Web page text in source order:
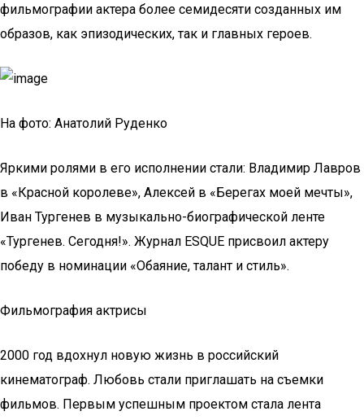
фильмографии актера более семидесяти созданных им
образов, как эпизодических, так и главных героев.
На фото: Анатолий Руденко
Яркими ролями в его исполнении стали: Владимир Лавров
в «Красной королеве», Алексей в «Берегах моей мечты»,
Иван Тургенев в музыкально-биографической ленте
«Тургенев. Сегодня!». Журнал ESQUE присвоил актеру
победу в номинации «Обаяние, талант и стиль».
Фильмография актрисы
2000 год вдохнул новую жизнь в российский
кинематограф. Любовь стали приглашать на съемки
фильмов. Первым успешным проектом стала лента